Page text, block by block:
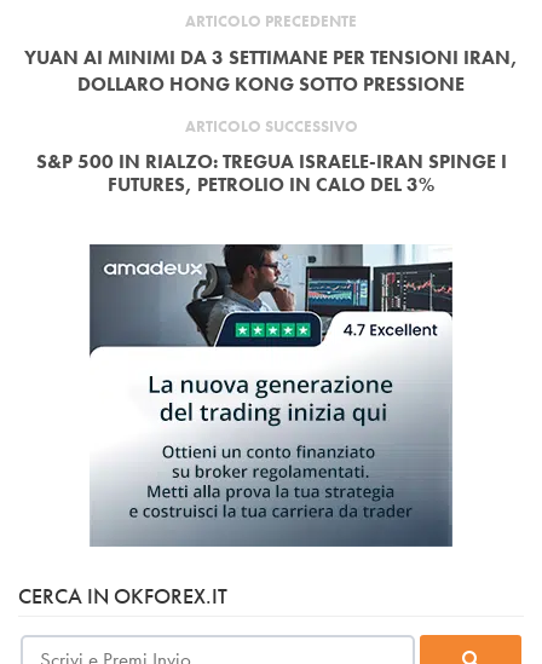
ARTICOLO PRECEDENTE
YUAN AI MINIMI DA 3 SETTIMANE PER TENSIONI IRAN,
DOLLARO HONG KONG SOTTO PRESSIONE
ARTICOLO SUCCESSIVO
S&P 500 IN RIALZO: TREGUA ISRAELE-IRAN SPINGE I
FUTURES, PETROLIO IN CALO DEL 3%
CERCA IN OKFOREX.IT